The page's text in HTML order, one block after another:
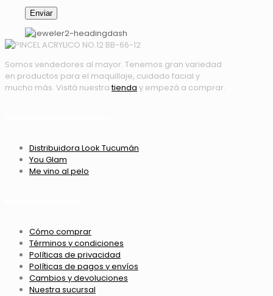
Somos vendedores al mayor. Tenemos gran variedad
en productos para el maquillaje, cuidado facial y
mucho más. Visitá nuestratienda y empezá a comprar.
Distribuidora Look Tucumán
You Glam
Me vino al pelo
Cómo comprar
Términos y condiciones
Políticas de privacidad
Políticas de pagos y envíos
Cambios y devoluciones
Nuestra sucursal